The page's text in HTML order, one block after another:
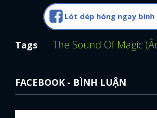
Lót dép hóng ngay bình
Tags The Sound Of Magic
FACEBOOK - BÌNH LUẬN